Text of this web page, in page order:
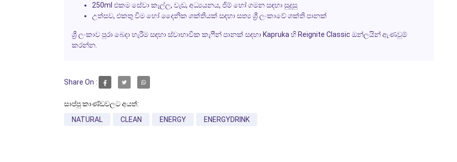
250ml එකම සේවා කෑල්ල, වැඩ, අධ්‍යයනය, ජිම් හෝ ගමන සඳහා සුදුසු
උත්සව, එකතු වීම හෝ දෛනික ශක්තියක් සඳහා සත්‍ය ශ්‍රී ලංකාවේ ශක්ති පානක්
ශ්‍රී ලංකාව පුරා බෙදා හැරීම සඳහා ස්වාභාවික කැෆීන් පානක් සඳහා Kapruka හි Reignite Classic ඔන්ලයින් ඇණවුම්
කරන්න.
Share On :
සාප්පු කාණ්ඩවලට අයත්:
NATURAL
CLEAN ENERGY ENERGYDRINK